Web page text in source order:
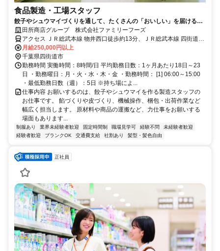
食品製造・工場スタッフ
餃子やシュウマイづくりを通して、たくさんの「おいしい」を届ける食
品工場です。原材料や商品の運搬など、適度に体を動かす作業もあるた
め、じっとしているより、体を使って働きたい方に向いています。仕事
は先輩が一つずつ丁寧に教えるので、未経験の方も安心。現場で少しず
つ経験を積み、将来は工場を支えるリーダーとして活躍することもでき
ます。
田所商店グループ 株式会社ファミリーフーズ
アクセス ＪＲ総武本線 物井西口徒歩約13分、ＪＲ総武本線 四街道北
口1徒歩約51分 物井駅車3分 ※車通勤可
月給250,000円以上
千葉県四街道市
勤務時間 実働時間：8時間/日 平均勤務日数：1ヶ月あたり18日～23
日 ・勤務曜日：月・火・水・木・金 ・勤務時間： [1] 06:00～15:00
・最低勤務日数（週）：5日 ※持ち場によ...
仕事内容 お願いするのは、餃子やシュウマイを作る製造スタッフの
お仕事です。 餡づくりや皮づくり、機械操作、梱包・出荷作業など
幅広く担当します。 原材料や商品の運搬など、力仕事をお願いする
場面もあります...
制服あり 業界未経験者歓迎 固定時間制 職場見学可 経験不問
未経験者歓迎
経験者歓迎
ブランクOK 交通費支給 社割あり 髪型・髪色自由
正社員